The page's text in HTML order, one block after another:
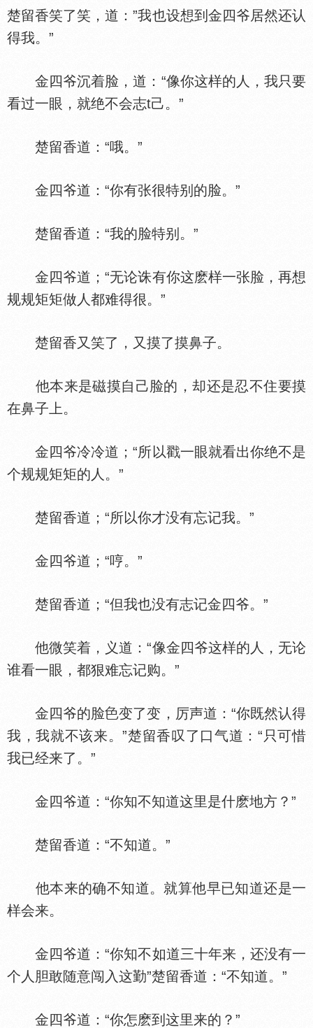
楚留香笑了笑，道：”我也设想到金四爷居然还认
得我。”
金四爷沉着脸，道：“像你这样的人，我只要
看过一眼，就绝不会志t己。”
楚留香道：“哦。”
金四爷道：“你有张很特别的脸。”
楚留香道：“我的脸特别。”
金四爷道；“无论诛有你这麽样一张脸，再想
规规矩矩做人都难得很。”
楚留香又笑了，又摸了摸鼻子。
他本来是磁摸自己脸的，却还是忍不住要摸
在鼻子上。
金四爷冷冷道；“所以戳一眼就看出你绝不是
个规规矩矩的人。”
楚留香道；“所以你才没有忘记我。”
金四爷道；“哼。”
楚留香道；“但我也没有志记金四爷。”
他微笑着，义道：“像金四爷这样的人，无论
谁看一眼，都狠难忘记购。”
金四爷的脸
变了变，厉声道：“你既然认得
我，我就不该来。”楚留香叹了口气道：“只可惜
我已经来了。”
金四爷道：“你知不知道这里是什麽地方？”
楚留香道：“不知道。”
他本来的确不知道。就算他早已知道还是一
样会来。
金四爷道：“你知不如道三十年来，还没有一
个人胆敢随意闯入这勤”楚留香道：“不知道。”
金四爷道：“你怎麽到这里来的？”